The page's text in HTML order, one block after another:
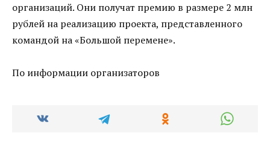
организаций. Они получат премию в размере 2 млн
рублей на реализацию проекта, представленного
командой на «Большой перемене».
По информации организаторов